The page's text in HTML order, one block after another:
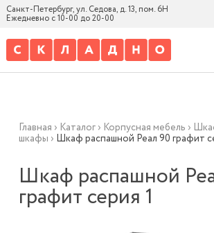
Санкт-Петербург, ул. Седова, д. 13, пом. 6Н
Ежедневно с 10-00 до 20-00
Главная › Каталог› Корпусная мебель ›
шкафы › Шкаф распашной Реал 90 графит
Шкаф распашной
графит серия 1